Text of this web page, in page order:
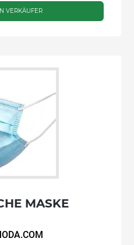
VERKÄUFER
MASKE